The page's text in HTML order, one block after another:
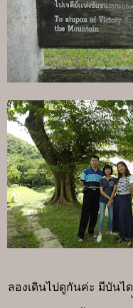
ลองเดินไปดูกันค่ะ มีบันไ